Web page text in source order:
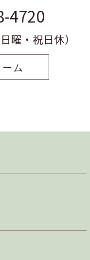
4720
曜・祝日休）
ム